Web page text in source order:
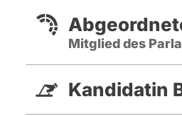
Mitglied des
Kandidatin